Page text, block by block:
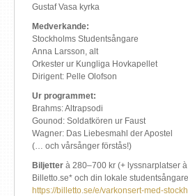
Gustaf Vasa kyrka
Medverkande:
Stockholms Studentsångare
Anna Larsson, alt
Orkester ur Kungliga Hovkapellet
Dirigent: Pelle Olofson
Ur programmet:
Brahms: Altrapsodi
Gounod: Soldatkören ur Faust
Wagner: Das Liebesmahl der Apostel
(… och vårsånger förstås!)
Biljetter à 280–700 kr (+ lyssnarplatser
Billetto.se* och din lokale studentsångare.
https://billetto.se/e/varkonsert-med-